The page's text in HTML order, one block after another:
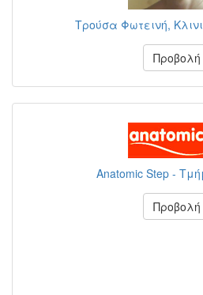
Τρούσα Φωτεινή,
Προβολή
Anatomic Step -
Προβολή